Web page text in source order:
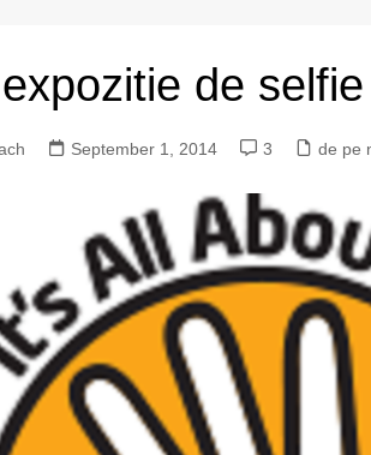
de
September 1, 2014 3 de pe